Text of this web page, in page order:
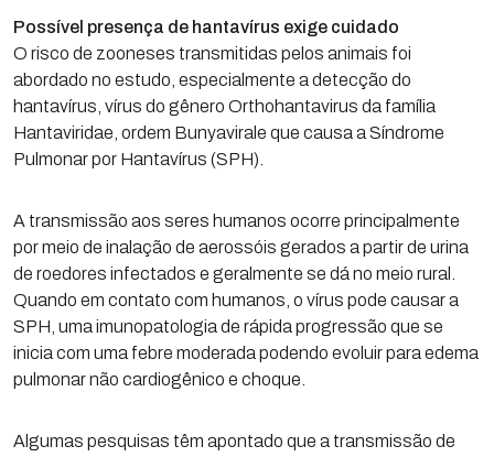
Possível presença de hantavírus exige cuidado
O risco de zooneses transmitidas pelos animais foi
abordado no estudo, especialmente a detecção do
hantavírus, vírus do gênero Orthohantavirus da família
Hantaviridae, ordem Bunyavirale que causa a Síndrome
Pulmonar por Hantavírus (SPH).
A transmissão aos seres humanos ocorre principalmente
por meio de inalação de aerossóis gerados a partir de urina
de roedores infectados e geralmente se dá no meio rural.
Quando em contato com humanos, o vírus pode causar a
SPH, uma imunopatologia de rápida progressão que se
inicia com uma febre moderada podendo evoluir para edema
pulmonar não cardiogênico e choque.
Algumas pesquisas têm apontado que a transmissão de